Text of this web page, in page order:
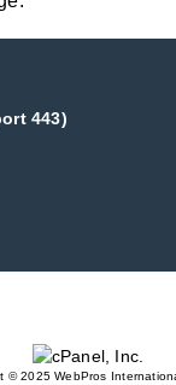
443)
© 2025 WebPros